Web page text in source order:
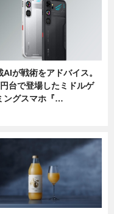
AIが戦術をアドバイス。
台で登場したミドルゲ
ングスマホ『…